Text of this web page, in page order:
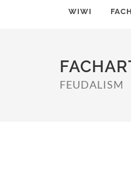
WIWI
FEUDALISM